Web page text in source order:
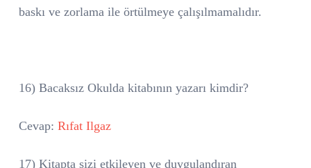
baskı ve zorlama ile örtülmeye çalışılmamalıdır.
16) Bacaksız Okulda kitabının yazarı kimdir?
Cevap: Rıfat Ilgaz
17) Kitapta sizi etkileyen ve duygulandıran